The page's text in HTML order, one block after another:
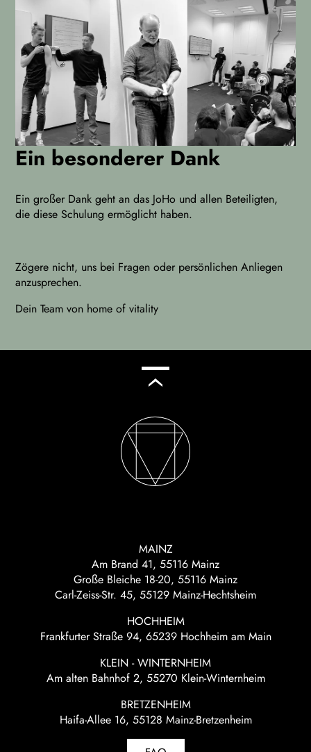
Ein besonderer Dank
Ein großer Dank geht an das JoHo und allen Beteiligten,
die diese Schulung ermöglicht haben.
Zögere nicht, uns bei Fragen oder persönlichen Anliegen
anzusprechen.
Dein Team von home of vitality
MAINZ
Am Brand 41, 55116 Mainz
Große Bleiche 18-20, 55116 Mainz
Carl-Zeiss-Str. 45, 55129 Mainz-Hechtsheim
HOCHHEIM
Frankfurter Straße 94, 65239 Hochheim am Main
KLEIN - WINTERNHEIM
Am alten Bahnhof 2, 55270 Klein-Winternheim
BRETZENHEIM
Haifa-Allee 16, 55128 Mainz-Bretzenheim